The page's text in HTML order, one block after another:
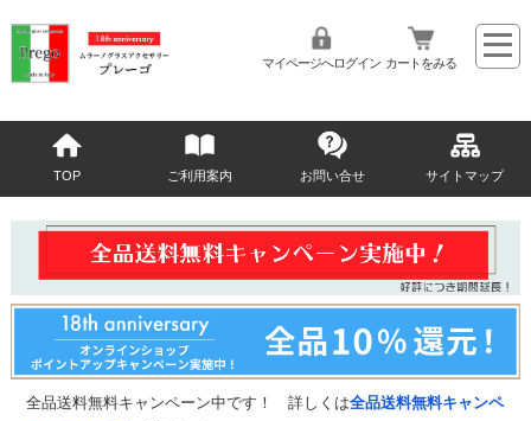
マイページへログイン カートをみる
TOP ご利用案内 お問い合せ サイトマップ
全品送料無料キャンペーン中です！ 詳しくは全品送料無料キャンペ